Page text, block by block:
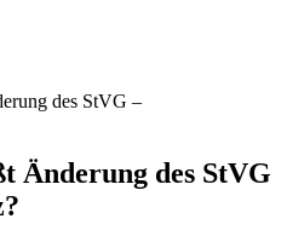
des StVG –
Änderung des StVG